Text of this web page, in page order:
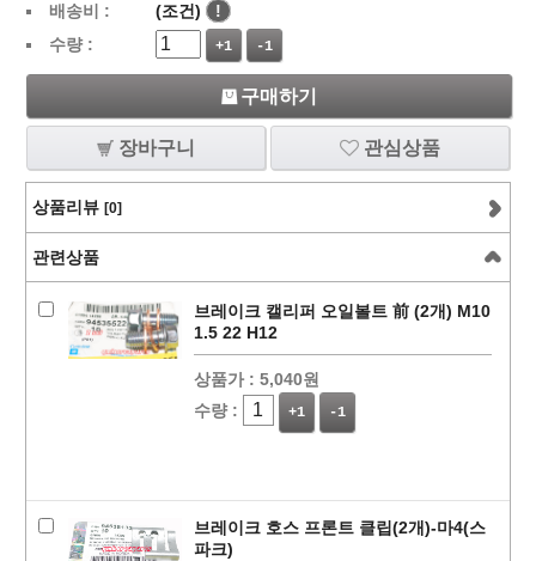
배송비 : (조건)
!
수량 :
+1 -1
구매하기
장바구니 관심상품
상품리뷰 [0]
관련상품
브레이크 캘리퍼 오일볼트 前 (2개) M10
1.5 22 H12
상품가 : 5,040원
수량 :
+1 -1
브레이크 호스 프론트 클립(2개)-마4(스
파크)